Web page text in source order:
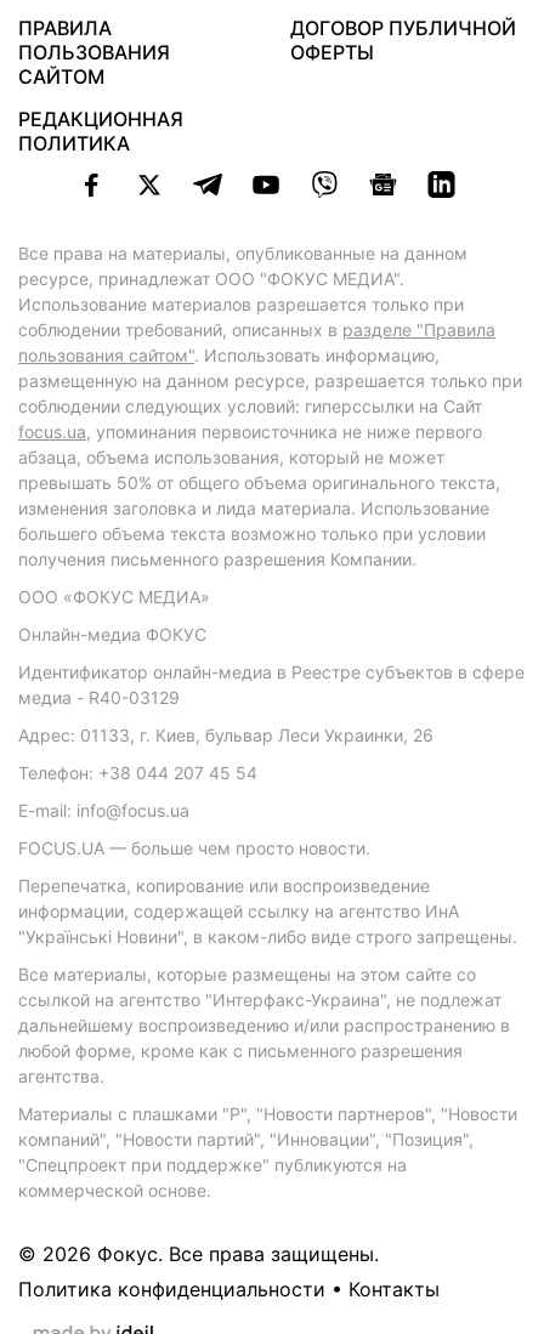
ПРАВИЛА
ПОЛЬЗОВАНИЯ
САЙТОМ
ДОГОВОР ПУБЛИЧНОЙ
ОФЕРТЫ
РЕДАКЦИОННАЯ
ПОЛИТИКА
Все права на материалы, опубликованные на данном
ресурсе, принадлежат ООО "ФОКУС МЕДИА".
Использование материалов разрешается только при
соблюдении требований, описанных в разделе "Правила
пользования сайтом". Использовать информацию,
размещенную на данном ресурсе, разрешается только при
соблюдении следующих условий: гиперссылки на Сайт
focus.ua, упоминания первоисточника не ниже первого
абзаца, объема использования, который не может
превышать 50% от общего объема оригинального текста,
изменения заголовка и лида материала. Использование
большего объема текста возможно только при условии
получения письменного разрешения Компании.
ООО «ФОКУС МЕДИА»
Онлайн-медиа ФОКУС
Идентификатор онлайн-медиа в Реестре субъектов в сфере
медиа - R40-03129
Адрес: 01133, г. Киев, бульвар Леси Украинки, 26
Телефон: +38 044 207 45 54
E-mail: info@focus.ua
FOCUS.UA — больше чем просто новости.
Перепечатка, копирование или воспроизведение
информации, содержащей ссылку на агентство ИнА
"Українські Новини", в каком-либо виде строго запрещены.
Все материалы, которые размещены на этом сайте со
ссылкой на агентство "Интерфакс-Украина", не подлежат
дальнейшему воспроизведению и/или распространению в
любой форме, кроме как с письменного разрешения
агентства.
Материалы с плашками "Р", "Новости партнеров", "Новости
компаний", "Новости партий", "Инновации", "Позиция",
"Спецпроект при поддержке" публикуются на
коммерческой основе.
© 2026 Фокус. Все права защищены.
Политика конфиденциальности • Контакты